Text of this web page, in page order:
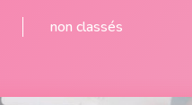
non classés